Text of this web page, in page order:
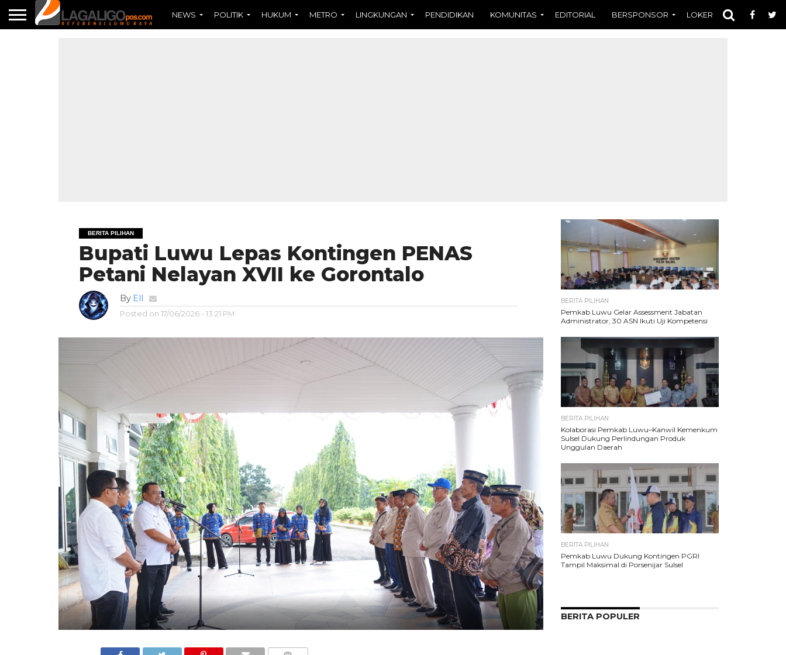
NEWS POLITIK HUKUM METRO LINGKUNGAN PENDIDIKAN KOMUNITAS EDITORIAL BERSPONSOR LOKER OPINI
BERITA PILIHAN
Bupati Luwu Lepas Kontingen PENAS
Petani Nelayan XVII ke Gorontalo
By Ell
Posted on 17/06/2026 - 13:21 PM
BERITA PILIHAN
Pemkab Luwu Gelar Assessment Jabatan
Administrator, 30 ASN Ikuti Uji Kompetensi
BERITA PILIHAN
Kolaborasi Pemkab Luwu–Kanwil Kemenkum
Sulsel Dukung Perlindungan Produk
Unggulan Daerah
BERITA PILIHAN
Pemkab Luwu Dukung Kontingen PGRI
Tampil Maksimal di Porsenijar Sulsel
BERITA POPULER